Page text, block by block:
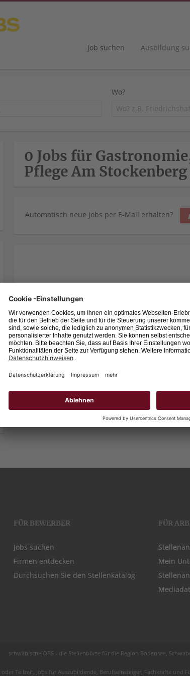
Job suchen Ausbildung
Wo?
0 Jobs für
Pflege Am Stockenberg
Automatisch neue Jobs per E-Mail erhalten?
FÜR BEWERBER
Jobs suchen
Firmen entdecken
Durchsuchen Sie den Stellenkatalog
FÜR
Mein
schwäbischeJOBS - die Stellenbörse für die Region Bodensee ,
oder Teilzeit , Jobs für Auszubildende , Berufseinsteiger, Fachkräfte und